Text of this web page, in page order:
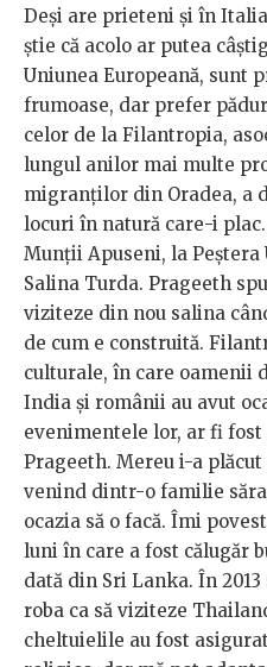
Deși are prieteni și în
știe că acolo ar putea
Uniunea Europeană, sunt
frumoase, dar prefer
celor de la Filantropia,
lungul anilor mai multe
migranților din Oradea, a
locuri în natură care-i
Munții Apuseni, la Peștera
Salina Turda. Prageeth
viziteze din nou salina
de cum e construită.
culturale, în care oamenii
India și românii au avut
evenimentele lor, ar fi
Prageeth. Mereu i-a plăcut
venind dintr-o familie
ocazia să o facă. Îmi
luni în care a fost călugăr
dată din Sri Lanka. În
roba ca să viziteze
cheltuielile au fost